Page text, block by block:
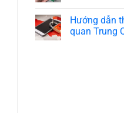
Hướng dẫn
quan Trung